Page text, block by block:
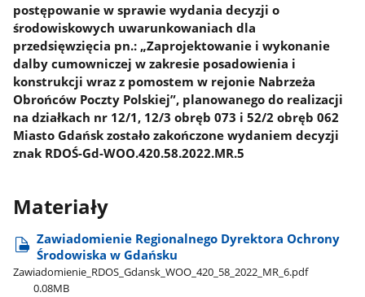
postępowanie w sprawie wydania decyzji o
środowiskowych uwarunkowaniach dla
przedsięwzięcia pn.: „Zaprojektowanie i wykonanie
dalby cumowniczej w zakresie posadowienia i
konstrukcji wraz z pomostem w rejonie Nabrzeża
Obrońców Poczty Polskiej”, planowanego do realizacji
na działkach nr 12/1, 12/3 obręb 073 i 52/2 obręb 062
Miasto Gdańsk zostało zakończone wydaniem decyzji
znak RDOŚ-Gd-WOO.420.58.2022.MR.5
Materiały
Zawiadomienie Regionalnego Dyrektora Ochrony
Środowiska w Gdańsku
Zawiadomienie​_RDOS​_Gdansk​_WOO​_420​_58​_2022​_MR​_6.pdf
0.08MB